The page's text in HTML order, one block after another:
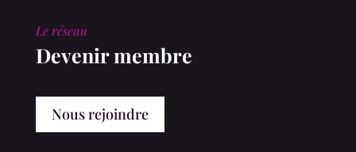
Le réseau
Devenir membre
Nous rejoindre